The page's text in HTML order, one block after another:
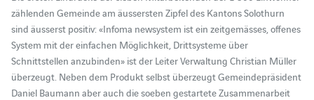
zählenden Gemeinde am äussersten Zipfel des Kantons Solothurn
sind äusserst positiv: «Infoma newsystem ist ein zeitgemässes, offenes
System mit der einfachen Möglichkeit, Drittsysteme über
Schnittstellen anzubinden» ist der Leiter Verwaltung Christian Müller
überzeugt. Neben dem Produkt selbst überzeugt Gemeindepräsident
Daniel Baumann aber auch die soeben gestartete Zusammenarbeit